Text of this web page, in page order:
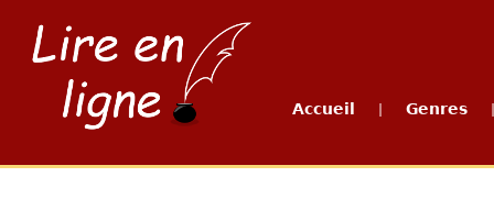
Accueil Genres